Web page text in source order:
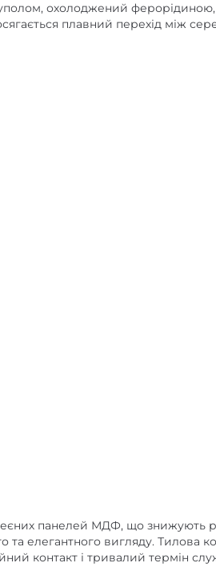
охолоджений
плавний перехід між
панелей МДФ, що знижують
та елегантного вигляду. Тилова
контакт і тривалий термін